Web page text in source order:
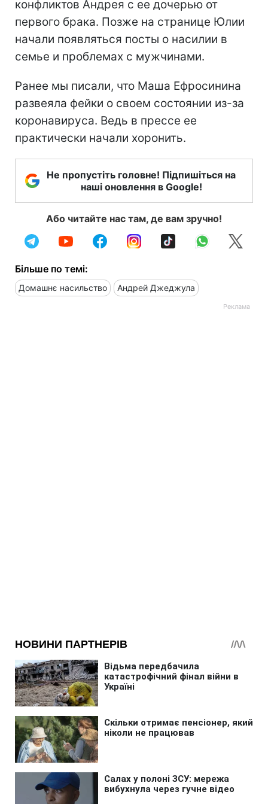
конфликтов Андрея с ее дочерью от
первого брака. Позже на странице Юлии
начали появляться посты о насилии в
семье и проблемах с мужчинами.
Ранее мы писали, что Маша Ефросинина
развеяла фейки о своем состоянии из-за
коронавируса. Ведь в прессе ее
практически начали хоронить.
Не пропустіть головне! Підпишіться на
наші оновлення в Google!
Або читайте нас там, де вам зручно!
Більше по темі:
Домашнє насильство Андрей Джеджула